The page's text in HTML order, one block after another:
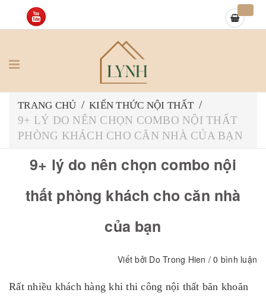
TRANG CHỦ / KIẾN THỨC NỘI THẤT /
9+ LÝ DO NÊN CHỌN COMBO NỘI THẤT
PHÒNG KHÁCH CHO CĂN NHÀ CỦA BẠN
9+ lý do nên chọn combo nội
thất phòng khách cho căn nhà
của bạn
Viết bởi Do Trong Hien / 0 bình luận
Rất nhiều khách hàng khi thi công nội thất băn khoăn